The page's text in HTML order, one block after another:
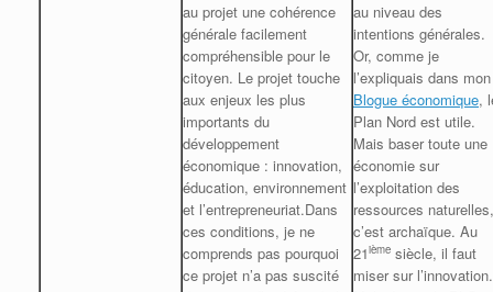
au projet une cohérence
générale facilement
compréhensible pour le
citoyen. Le projet touche
aux enjeux les plus
importants du
développement
économique : innovation,
éducation, environnement
et l’entrepreneuriat.Dans
ces conditions, je ne
comprends pas pourquoi
ce projet n’a pas suscité
au niveau des
intentions générales.
Or, comme je
l’expliquais dans mon
Blogue économique,
Plan Nord est utile.
Mais baser toute une
économie sur
l’exploitation des
ressources naturelles,
c’est archaïque. Au
21ième siècle, il faut
miser sur l’innovation.